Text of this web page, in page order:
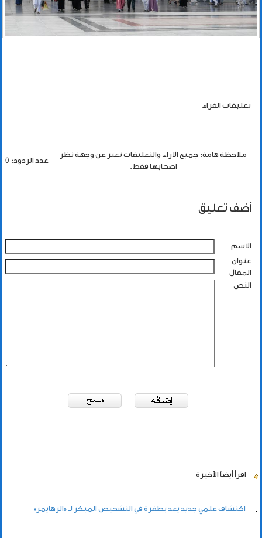
تعليقات القراء
ملاحظة هامة: جميع الاراء والتعليقات تعبر عن وجهة نظر
اصحابها فقط.
عدد الردود: 0
أضف تعليق
الاسم
عنوان
المقال
النص
اقرأ أيضاً الأخيرة
اكتشاف علمي جديد يعد بطفرة في التشخيص المبكر لـ «الزهايمر»